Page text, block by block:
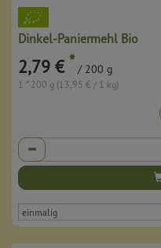
Dinkel-Paniermehl Bio
2,79 € * / 200 g
1 * 200 g (13,95 € / 1 kg)
Anzahl